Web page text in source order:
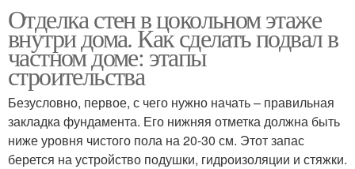
Отделка стен в цокольном этаже
внутри дома. Как сделать подвал в
частном доме: этапы
строительства
Безусловно, первое, с чего нужно начать – правильная
закладка фундамента. Его нижняя отметка должна быть
ниже уровня чистого пола на 20-30 см. Этот запас
берется на устройство подушки, гидроизоляции и стяжки.